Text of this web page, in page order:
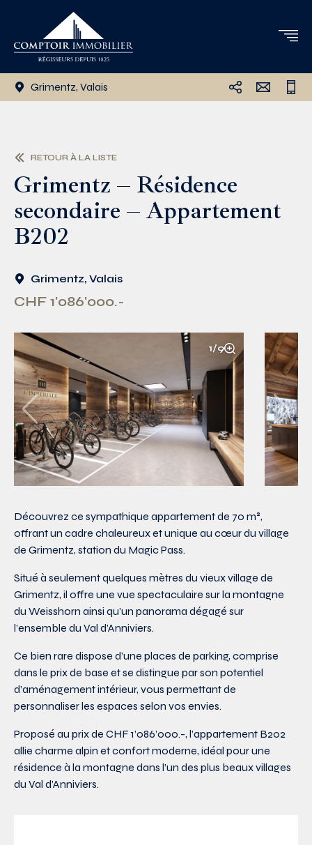
Grimentz, Valais
RETOUR À LA LISTE
Grimentz – Résidence
secondaire – Appartement
B202
Grimentz, Valais
CHF 1'086'000.-
1/9
Découvrez ce sympathique appartement de 70 m²,
offrant un cadre chaleureux et unique au cœur du village
de Grimentz, station du Magic Pass.
Situé à seulement quelques mètres du vieux village de
Grimentz, il offre une vue spectaculaire sur la montagne
du Weisshorn ainsi qu’un panorama dégagé sur
l’ensemble du Val d’Anniviers.
Ce bien rare dispose d’une places de parking, comprise
dans le prix de base et se distingue par son potentiel
d’aménagement intérieur, vous permettant de
personnaliser les espaces selon vos envies.
Proposé au prix de CHF 1’086’000.-, l’appartement B202
allie charme alpin et confort moderne, idéal pour une
résidence à la montagne dans l’un des plus beaux villages
du Val d’Anniviers.